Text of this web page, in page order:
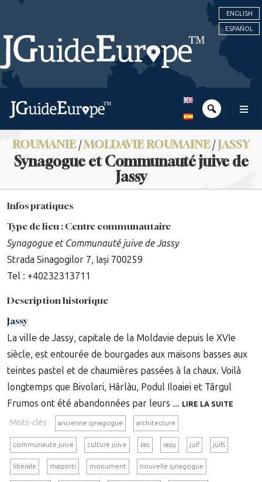
ENGLISH
ESPAÑOL
ROUMANIE/MOLDAVIE ROUMAINE/JASSY
Synagogue et Communauté juive de
Jassy
Infos pratiques
Type de lieu : Centre communautaire
Synagogue et Communauté juive de Jassy
Strada Sinagogilor 7, Iași 700259
Tel : +40232313711
Description historique
Jassy
La ville de Jassy, capitale de la Moldavie depuis le XVIe
siècle, est entourée de bourgades aux maisons basses aux
teintes pastel et de chaumières passées à la chaux. Voilà
longtemps que Bivolari, Hârlàu, Podul Iloaiei et Târgul
Frumos ont été abandonnées par leurs ... LIRE LA SUITE
Mots-clés : ancienne synagogue architecture
communaute juive culture juive iasi iassy juif juifs
liberale massorti monument nouvelle synagogue